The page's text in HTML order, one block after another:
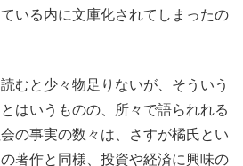
いる内に文庫化されてしまったの
むと少々物足りないが、そういう
はいうものの、所々で語られれる
の事実の数々は、さすが橘氏とい
著作と同様、投資や経済に興味の